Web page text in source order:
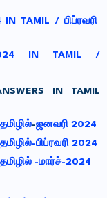
IN TAMIL / பிப்ரவரி
2024 IN TAMIL /
IN TAMIL
தமிழில்-ஜனவரி 2024
பிப்ரவரி 2024
-மார்ச்-2024